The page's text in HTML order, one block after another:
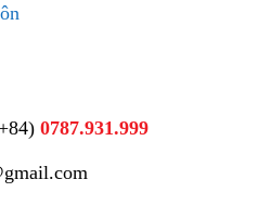
0787.931.999